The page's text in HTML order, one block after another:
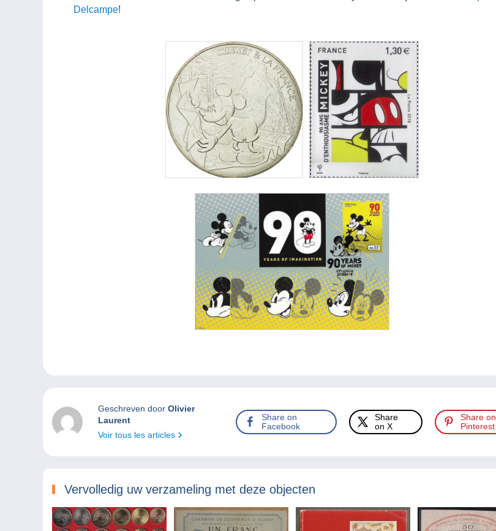
Delcampe!
Geschreven doorOlivier
Laurent
Voir tous les articles
Share on
Facebook
Share
on X
Share on
Pinterest
Vervolledig uw verzameling met deze objecten